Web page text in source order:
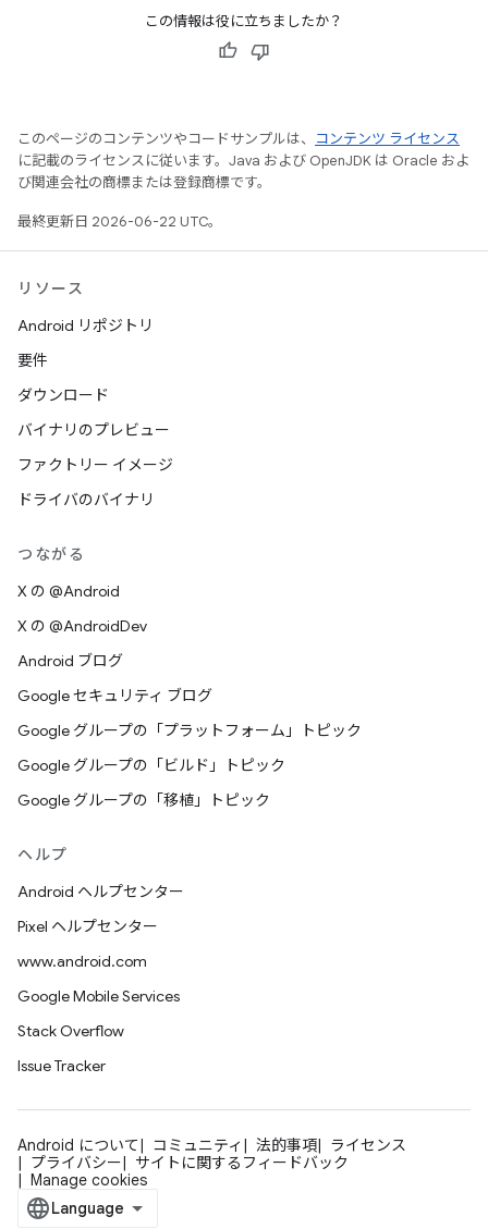
この情報は役に立ちましたか？
このページのコンテンツやコードサンプルは、
コンテンツ ライセンス
に記載のライセンスに従います。Java および OpenJDK は Oracle およ
び関連会社の商標または登録商標です。
最終更新日 2026-06-22 UTC。
リソース
Android リポジトリ
要件
ダウンロード
バイナリのプレビュー
ファクトリー イメージ
ドライバのバイナリ
つながる
X の @Android
X の @AndroidDev
Android ブログ
Google セキュリティ ブログ
Google グループの「プラットフォーム」トピック
Google グループの「ビルド」トピック
Google グループの「移植」トピック
ヘルプ
Android ヘルプセンター
Pixel ヘルプセンター
www.android.com
Google Mobile Services
Stack Overflow
Issue Tracker
Android について コミュニティ 法的事項
ライセンス
プライバシー
サイトに関するフィードバック
Manage cookies